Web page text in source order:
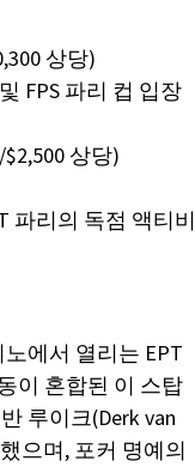
상당)
FPS 파리 컵 입장
상당)
파리의 독점 액티비
에서 열리는 EPT
이 혼합된 이 스탑
루이크(Derk van
으며, 포커 명예의